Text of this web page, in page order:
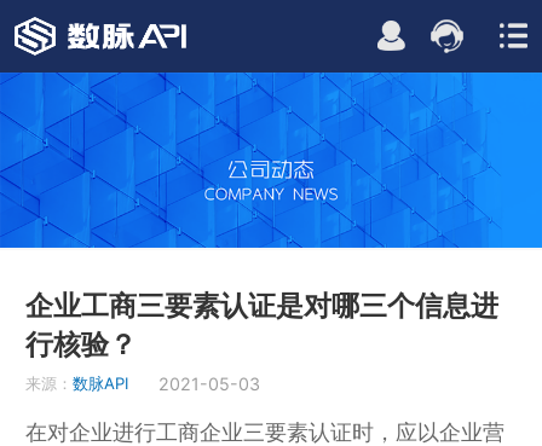
企业工商三要素认证是对哪三个信息进
行核验？
来源： 数脉API 2021-05-03
在对企业进行工商企业三要素认证时，应以企业营